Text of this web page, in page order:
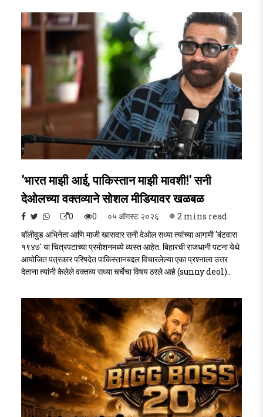
मात्र, या दोघांमध्ये कायदेशीररीत्या विभक्त होण्याबाबत किंवा घटस्फोटाबाबत
कोणतीही चर्चा झालेली नाही.Amruta khanvikar & Himanshu ..
'भारत माझी आई, पाकिस्तान माझी मावशी!' सनी
देओलच्या वक्तव्याने सोशल मीडियावर खळबळ
0 0 ०५ ऑगस्ट २०२६
2 mins read
बॉलीवुड अभिनेता आणि माजी खासदार सनी देओल सध्या त्यांच्या आगामी 'बंटवारा
१९४७' या चित्रपटाच्या प्रमोशनमध्ये व्यस्त आहेत. बिहारची राजधानी पटना येथे
आयोजित पत्रकार परिषदेत पाकिस्तानबद्दल विचारलेल्या एका प्रश्नाला उत्तर
देताना त्यांनी केलेले वक्तव्य सध्या चर्चेचा विषय ठरले आहे (sunny deol)..